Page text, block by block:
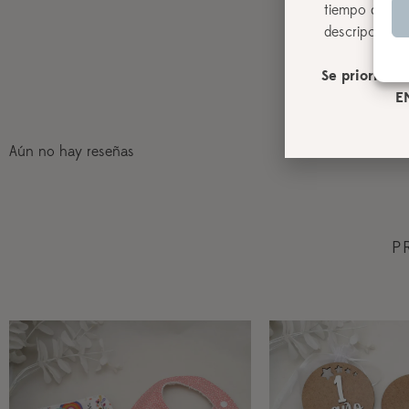
Aún no hay reseñas
tiempo de
descripción
Se